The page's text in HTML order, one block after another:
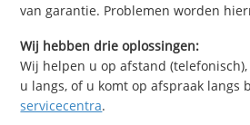
van garantie. Problemen worden
Wij hebben drie oplossingen:
Wij helpen u op afstand
u langs, of u komt op afspraak langs
servicecentra.